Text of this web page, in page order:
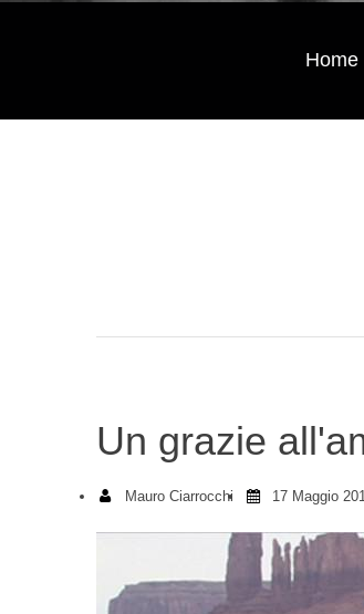
Home
Un grazie
Mauro Ciarrocchi 17 Maggio